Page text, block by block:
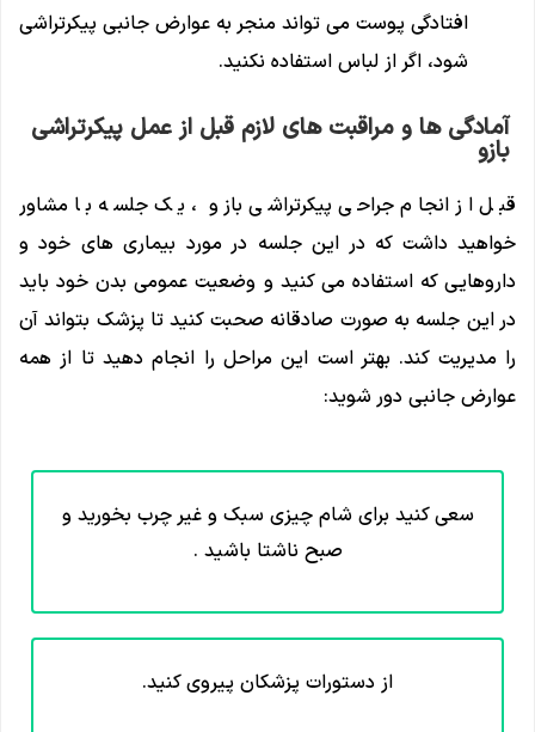
افتادگی پوست می تواند منجر به عوارض جانبی پیکرتراشی
شود، اگر از لباس استفاده نکنید.
آمادگی ها و مراقبت های لازم قبل از عمل پیکرتراشی
بازو
قبل از انجام جراحی پیکرتراشی بازو ، یک جلسه با مشاور
خواهید داشت که در این جلسه در مورد بیماری های خود و
داروهایی که استفاده می کنید و وضعیت عمومی بدن خود باید
در این جلسه به صورت صادقانه صحبت کنید تا پزشک بتواند آن
را مدیریت کند. بهتر است این مراحل را انجام دهید تا از همه
عوارض جانبی دور شوید:
سعی کنید برای شام چیزی سبک و غیر چرب بخورید و
صبح ناشتا باشید .
از دستورات پزشکان پیروی کنید.